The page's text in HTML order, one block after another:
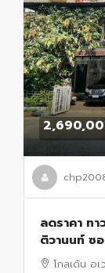
ลดราคา ท
ติวานนท์ ซ
โกลเด้น อ